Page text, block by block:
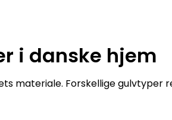
i danske hjem
materiale. Forskellige gulvtyper